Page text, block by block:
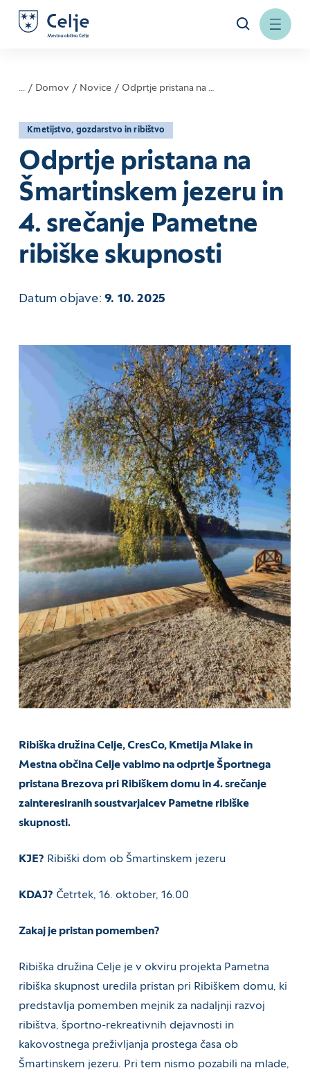
... Domov Novice Odprtje pristana na …
Kmetijstvo, gozdarstvo in ribištvo
Odprtje pristana na
Šmartinskem jezeru in
4. srečanje Pametne
ribiške skupnosti
Datum objave:9. 10. 2025
Ribiška družina Celje, CresCo, Kmetija Mlake in
Mestna občina Celje vabimo na odprtje Športnega
pristana Brezova pri Ribiškem domu in 4. srečanje
zainteresiranih soustvarjalcev Pametne ribiške
skupnosti.
KJE? Ribiški dom ob Šmartinskem jezeru
KDAJ? Četrtek, 16. oktober, 16.00
Zakaj je pristan pomemben?
Ribiška družina Celje je v okviru projekta Pametna
ribiška skupnost uredila pristan pri Ribiškem domu, ki
predstavlja pomemben mejnik za nadaljnji razvoj
ribištva, športno-rekreativnih dejavnosti in
kakovostnega preživljanja prostega časa ob
Šmartinskem jezeru. Pri tem nismo pozabili na mlade,